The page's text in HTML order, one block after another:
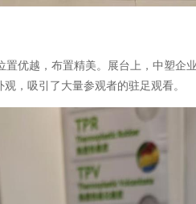
优越，布置精美。展台上，中塑企
，吸引了大量参观者的驻足观看。